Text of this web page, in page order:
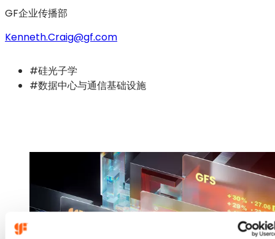
GF企业传播部
Kenneth.Craig@gf.com
#硅光子学
#数据中心与通信基础设施